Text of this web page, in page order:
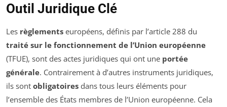
Outil Juridique Clé
Les règlements européens, définis par l’article 288 du
traité sur le fonctionnement de l’Union européenne
(TFUE), sont des actes juridiques qui ont une portée
générale. Contrairement à d’autres instruments juridiques,
ils sont obligatoires dans tous leurs éléments pour
l’ensemble des États membres de l’Union européenne. Cela